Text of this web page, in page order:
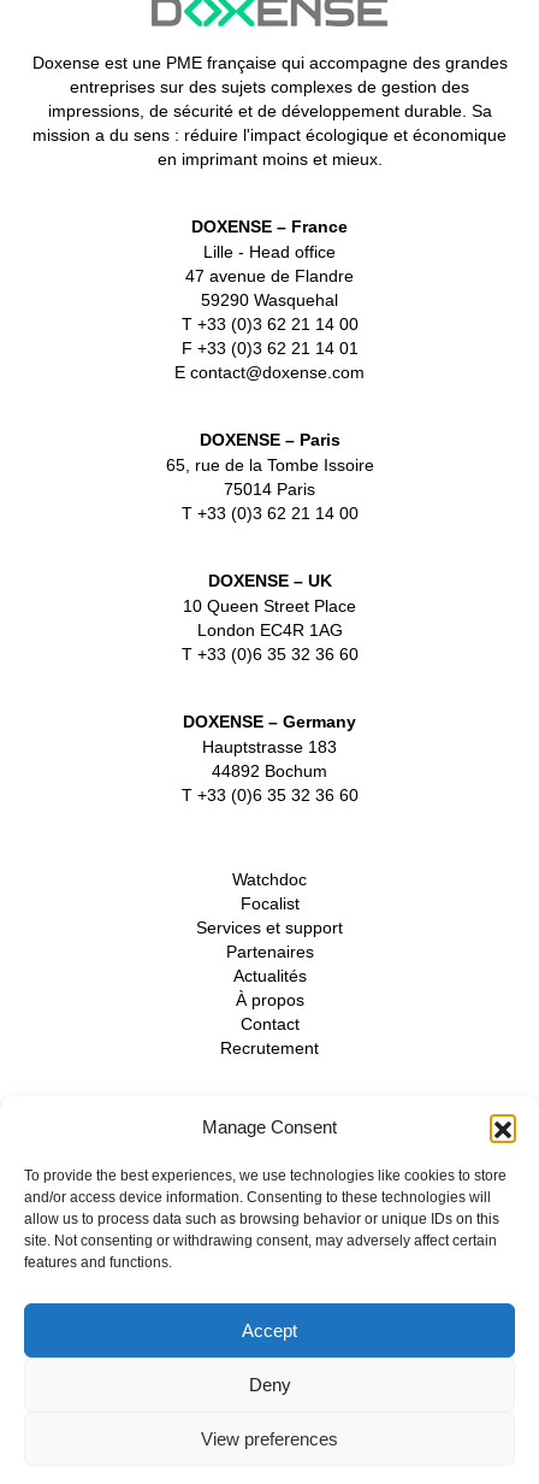
Manage Consent
To provide the best experiences, we use technologies like cookies to store
and/or access device information. Consenting to these technologies will
allow us to process data such as browsing behavior or unique IDs on this
site. Not consenting or withdrawing consent, may adversely affect certain
features and functions.
Accept
Deny
View preferences
Doxense est une PME française qui accompagne des grandes
entreprises sur des sujets complexes de gestion des
impressions, de sécurité et de développement durable. Sa
mission a du sens : réduire l'impact écologique et économique
en imprimant moins et mieux.
DOXENSE – France
Lille - Head office
47 avenue de Flandre
59290 Wasquehal
T +33 (0)3 62 21 14 00
F +33 (0)3 62 21 14 01
E contact@doxense.com
DOXENSE – Paris
65, rue de la Tombe Issoire
75014 Paris
T +33 (0)3 62 21 14 00
DOXENSE – UK
10 Queen Street Place
London EC4R 1AG
T +33 (0)6 35 32 36 60
DOXENSE – Germany
Hauptstrasse 183
44892 Bochum
T +33 (0)6 35 32 36 60
Watchdoc
Focalist
Services et support
Partenaires
Actualités
À propos
Contact
Recrutement
Nous suivre
mentions légales confidentialité cookies
- © 2026 Doxense -